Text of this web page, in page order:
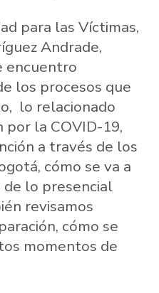
para las Víctimas,
Andrade,
encuentro
los procesos que
lo relacionado
por la COVID-19,
a través de los
cómo se va a
lo presencial
revisamos
cómo se
momentos de